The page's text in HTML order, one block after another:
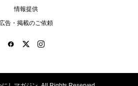
情報提供
広告・掲載のご依頼